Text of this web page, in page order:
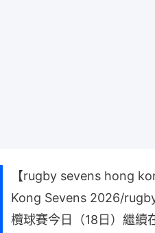
【rugby sevens hong
Kong Sevens 2026/
欖球賽今日（18日）繼續